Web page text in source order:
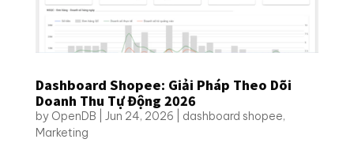
Dashboard Shopee: Giải Pháp Theo Dõi
Doanh Thu Tự Động 2026
by OpenDB Jun 24, 2026 dashboard shopee,
Marketing